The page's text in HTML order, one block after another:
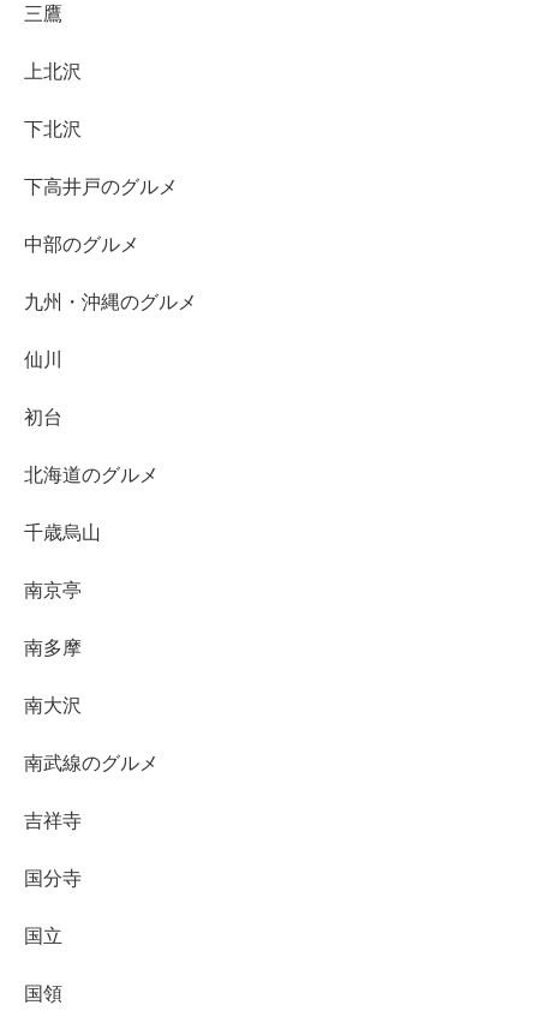
三鷹
上北沢
下北沢
下高井戸のグルメ
中部のグルメ
九州・沖縄のグルメ
仙川
初台
北海道のグルメ
千歳烏山
南京亭
南多摩
南大沢
南武線のグルメ
吉祥寺
国分寺
国立
国領